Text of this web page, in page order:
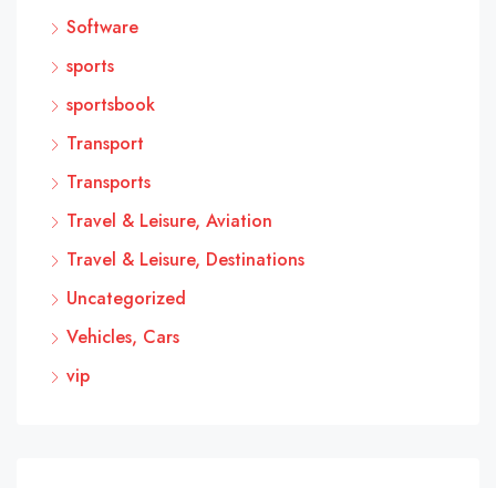
Software
sports
sportsbook
Transport
Transports
Travel & Leisure, Aviation
Travel & Leisure, Destinations
Uncategorized
Vehicles, Cars
vip